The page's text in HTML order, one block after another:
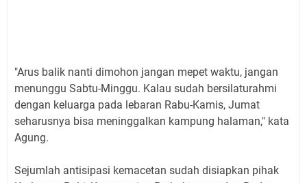
"Arus balik nanti dimohon jangan mepet waktu, jangan
menunggu Sabtu-Minggu. Kalau sudah bersilaturahmi
dengan keluarga pada lebaran Rabu-Kamis, Jumat
seharusnya bisa meninggalkan kampung halaman," kata
Agung.
Sejumlah antisipasi kemacetan sudah disiapkan pihak